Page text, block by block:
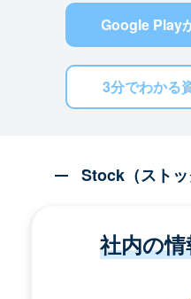
Google Play
3分でわかる
Stock（スト
社内の